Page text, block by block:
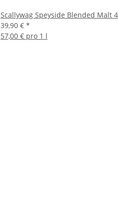
Scallywag Speyside Blended Malt
39,90 € *
57,00 € pro 1 l